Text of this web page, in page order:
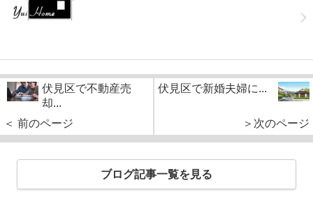
伏見区で不動産売
却...
＜ 前のページ
伏見区で新婚夫婦に...
＞次のページ
ブログ記事一覧を見る